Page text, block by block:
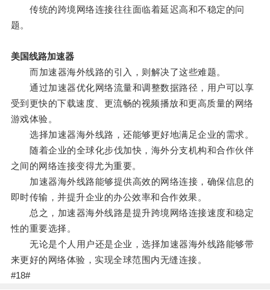
传统的跨境网络连接往往面临着延迟高和不稳定的问
题。
美国线路加速器
而加速器海外线路的引入，则解决了这些难题。
通过加速器优化网络流量和调整数据路径，用户可以享
受到更快的下载速度、更流畅的视频播放和更高质量的网络
游戏体验。
选择加速器海外线路，还能够更好地满足企业的需求。
随着企业的全球化步伐加快，海外分支机构和合作伙伴
之间的网络连接变得尤为重要。
加速器海外线路能够提供高效的网络连接，确保信息的
即时传输，并提升企业的办公效率和合作效果。
总之，加速器海外线路是提升跨境网络连接速度和稳定
性的重要选择。
无论是个人用户还是企业，选择加速器海外线路能够带
来更好的网络体验，实现全球范围内无缝连接。
#18#